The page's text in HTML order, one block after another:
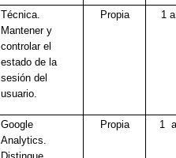
Técnica.
Mantener y
controlar el
estado de la
sesión del
usuario.
Propia 1
Google
Analytics.
Propia 1